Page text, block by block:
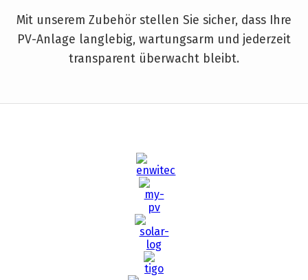
Mit unserem Zubehör stellen Sie sicher, dass Ihre
PV-Anlage langlebig, wartungsarm und jederzeit
transparent überwacht bleibt.